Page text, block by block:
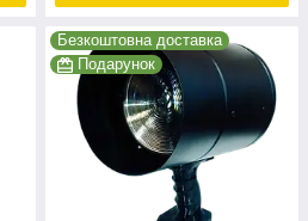
Безкоштовна доставка
Подарунок